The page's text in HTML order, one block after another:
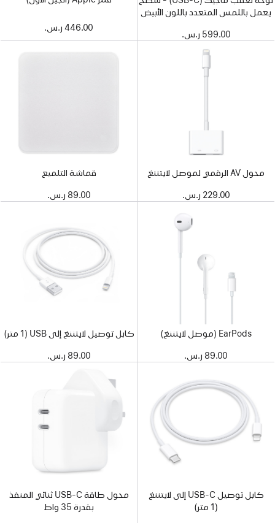
يعمل باللمس المتعدد باللون الأبيض
599.00 ر.س.‏
446.00 ر.س.‏
محول AV الرقمي لموصل لايتننغ
229.00 ر.س.‏
قماشة التلميع
89.00 ر.س.‏
EarPods (موصل لايتننغ)
89.00 ر.س.‏
كابل توصيل لايتننغ إلى USB‏ (1 متر)
89.00 ر.س.‏
كابل توصيل USB-C إلى لايتننغ‏
(1 متر)
محول طاقة USB-C ثنائي المنفذ
بقدرة 35 واط